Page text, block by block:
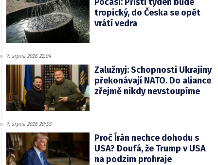
tropický, do Česka se opět
vrátí vedra
7. srpna 2026 22:04
Zalužnyj: Schopnosti Ukrajiny
překonávají NATO. Do aliance
zřejmě nikdy nevstoupíme
7. srpna 2026 20:55
Proč Írán nechce dohodu s
USA? Doufá, že Trump v USA
na podzim prohraje